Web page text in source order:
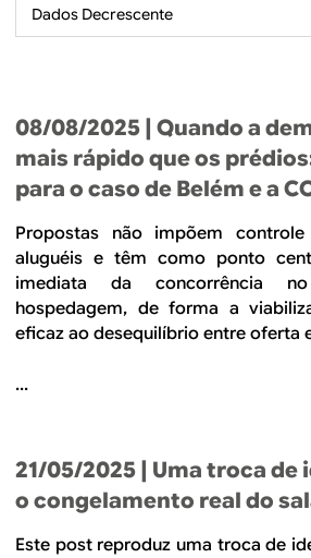
E
e
u
s
c
a
08/08/2025 | Quando a
mais rápido que os
para o caso de Belém e a
Propostas não impõem
aluguéis e têm como ponto
imediata da concorrência
hospedagem, de forma a
eficaz ao desequilíbrio entre oferta
...
21/05/2025 | Uma troca de
o congelamento real do
Este post reproduz uma troca de